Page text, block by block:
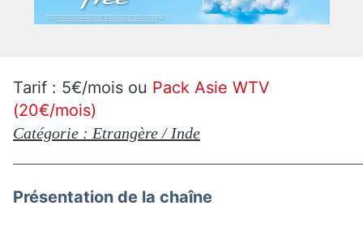
Tarif : 5€/mois ou Pack Asie WTV
(20€/mois)
Catégorie : Etrangère / Inde
Présentation de la chaîne